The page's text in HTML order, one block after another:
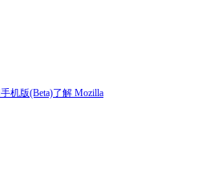
手机版(Beta)了解 Mozilla